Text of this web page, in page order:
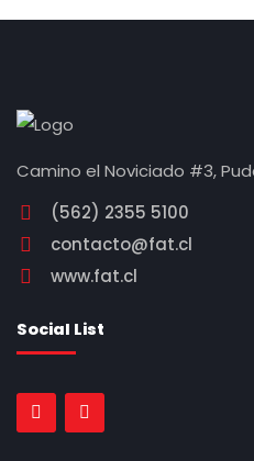
Camino el Noviciado #3,
(562) 2355 5100
contacto@fat.cl
www.fat.cl
Social List